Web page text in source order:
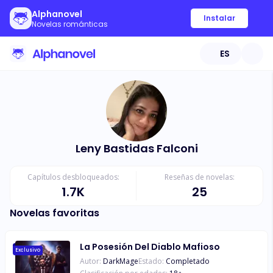
Alphanovel
Novelas románticas
Instalar
ES
Leny Bastidas Falconi
Capítulos desbloqueados:
1.7K
Reseñas de novelas:
25
Novelas favoritas
Exclusivo La Posesión Del Diablo Mafioso
Autor: DarkMageEstado: Completado